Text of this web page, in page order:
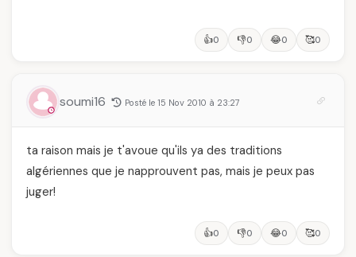
👍0 👎0 😂0 🥰0
soumi16 Posté le 15 Nov 2010 à 23:27
ta raison mais je t'avoue qu'ils ya des traditions
algériennes que je napprouvent pas, mais je peux pas
juger!
👍0 👎0 😂0 🥰0